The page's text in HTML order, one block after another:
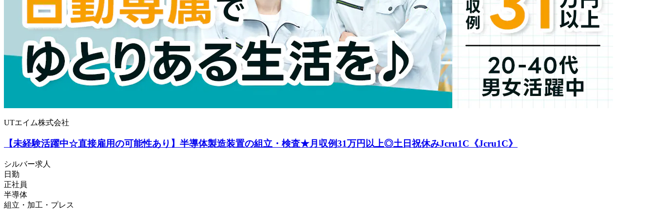
UTエイム株式会社
【未経験活躍中☆直接雇用の可能性あり】半導体製造装置の組立・検査★月収例31万円以上◎土日祝休みJcru1C《Jcru1C》
シルバー求人
日勤
正社員
半導体
組立・加工・プレス